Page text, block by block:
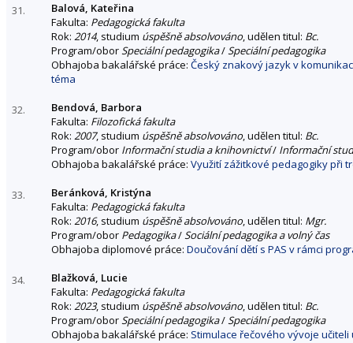
31.
Balová, Kateřina
Fakulta: Pedagogická fakulta
Rok: 2014, studium úspěšně absolvováno, udělen titul: Bc.
Program/oborSpeciální pedagogika/Speciální pedagogika
Obhajoba bakalářské práce: Český znakový jazyk v
téma
32.
Bendová, Barbora
Fakulta: Filozofická fakulta
Rok: 2007, studium úspěšně absolvováno, udělen titul: Bc.
Program/obor Informační studia a knihovnictví/ Informační
Obhajoba bakalářské práce: Využití zážitkové pedagogiky při
33.
Beránková, Kristýna
Fakulta: Pedagogická fakulta
Rok: 2016, studium úspěšně absolvováno, udělen titul: Mgr.
Program/obor Pedagogika/Sociální pedagogika a volný čas
Obhajoba diplomové práce: Doučování dětí s PAS v rámci
34.
Blažková, Lucie
Fakulta: Pedagogická fakulta
Rok: 2023, studium úspěšně absolvováno, udělen titul: Bc.
Program/oborSpeciální pedagogika/Speciální pedagogika
Obhajoba bakalářské práce: Stimulace řečového vývoje